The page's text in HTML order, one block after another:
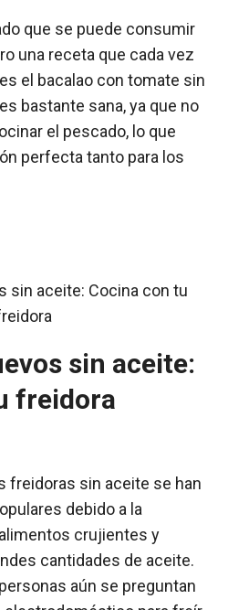
que se puede consumir
una receta que cada vez
el bacalao con tomate sin
bastante sana, ya que no
el pescado, lo que
perfecta tanto para los
sin aceite:
freidora
freidoras sin aceite se han
debido a la
crujientes y
cantidades de aceite.
aún se preguntan